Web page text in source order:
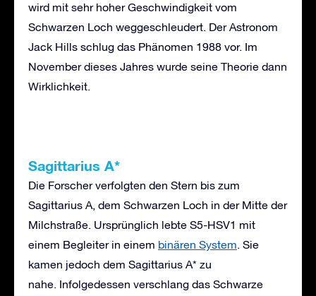
wird mit sehr hoher Geschwindigkeit vom
Schwarzen Loch weggeschleudert. Der Astronom
Jack Hills schlug das Phänomen 1988 vor. Im
November dieses Jahres wurde seine Theorie dann
Wirklichkeit.
Sagittarius A*
Die Forscher verfolgten den Stern bis zum
Sagittarius A, dem Schwarzen Loch in der Mitte der
Milchstraße. Ursprünglich lebte S5-HSV1 mit
einem Begleiter in einem binären System. Sie
kamen jedoch dem Sagittarius A* zu
nahe. Infolgedessen verschlang das Schwarze